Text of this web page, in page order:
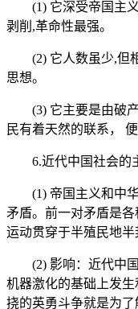
(1) 它深受帝国主义
剥削,革命性最强。
(2) 它人数虽少,但相
思想。
(3) 它主要是由破产
民有着天然的联系，
6.近代中国社会的主
(1) 帝国主义和中华
矛盾。前一对矛盾是
运动贯穿于半殖民地半
(2) 影响：近代中国
机器激化的基础上发
挠的英勇斗争就是为